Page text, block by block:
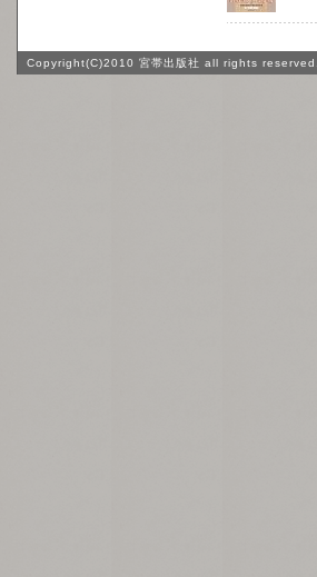
Copyright(C)2010 宮帯出版社 all rights reserved.